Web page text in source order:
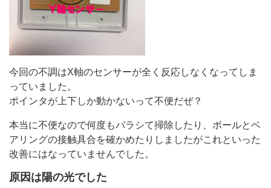
今回の不調はX軸のセンサーが全く反応しなくなってしま
っていました。
ポインタが上下しか動かないって不便だぜ？
本当に不便なので何度もバラシて掃除したり、ボールとベ
アリングの接触具合を確かめたりしましたがこれといった
改善にはなっていませんでした。
原因は陽の光でした